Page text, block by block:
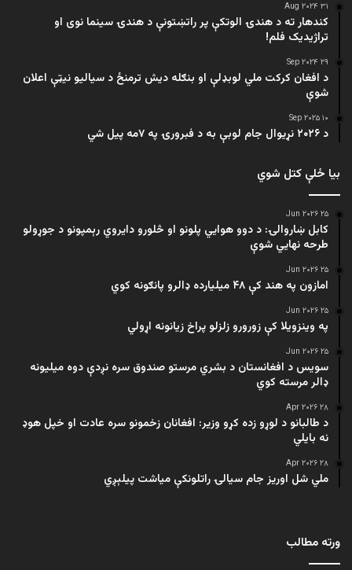
۳۱ Aug ۲۰۲۴
کندهار ته د هندۍ الوتکې پر راتښتونې د هندۍ سینما نوی او
تراژيديک فلم!
۲۹ Sep ۲۰۲۴
د افغان کرکت ملي لوبډلې او بنګله دیش ترمنځ د سیالیو نیټې اعلان
شوې
۱۰ Sep ۲۰۲۵
د ۲۰۲۶ نړیوال جام لوبې به د فبرورۍ په ۷مه پیل شي
بیا ځلې کتل شوي
۲۵ Jun ۲۰۲۶
کابل ښاروالۍ: د دوو هوايي پلونو او څلورو دایروي رېمپونو د جوړولو
طرحه نهایي شوې
۲۵ Jun ۲۰۲۶
امازون په هند کې ۴۸ میلیارده ډالرو پانګونه کوي
۲۵ Jun ۲۰۲۶
په وینزویلا کې زورورو زلزلو پراخ زیانونه اړولي
۲۵ Jun ۲۰۲۶
سویس د افغانستان د بشري مرستو صندوق سره نږدې دوه میلیونه
ډالر مرسته کوي
۲۸ Apr ۲۰۲۶
د طالبانو د لوړو زده کړو وزیر: افغانان زخمونو سره عادت او خپل هوډ
نه بایلي
۲۸ Apr ۲۰۲۶
ملي شل اوریز جام سیالۍ راتلونکې میاشت پیلېږي
ورته مطالب